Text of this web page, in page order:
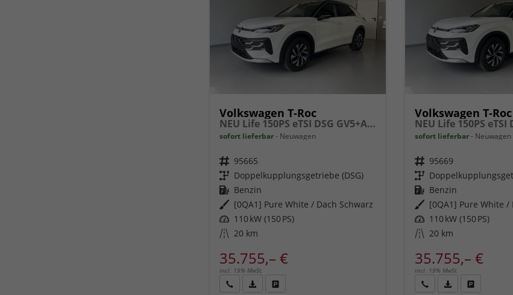
Volkswagen T-Roc
NEU Life 150PS eTSI DSG GV5+AHK+Kamera+Sitzheiz+Lenkradheiz+getönt.Scheiben
sofort lieferbar Neuwagen
Fahrzeugnr. 95665
Getriebe Doppelkupplungsgetriebe (DSG)
Kraftstoff Benzin
Außenfarbe [0QA1] Pure White / Dach Schwarz
Leistung 110 kW (150 PS)
Kilometerstand 20 km
35.755,– €
incl. 19% MwSt.
Volkswagen T-Roc
sofort lieferbar Neuwagen
Fahrzeugnr. 95669
Getriebe
Kraftstoff Benzin
Außenfarbe [0QA1] Pure White /
Leistung 110 kW (150 PS)
Kilometerstand 20 km
35.755,– €
incl. 19% MwSt.